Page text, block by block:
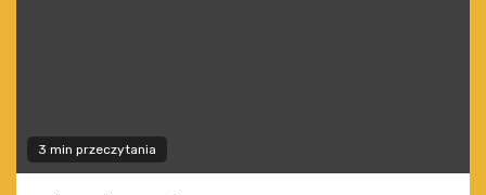
3 min przeczytania